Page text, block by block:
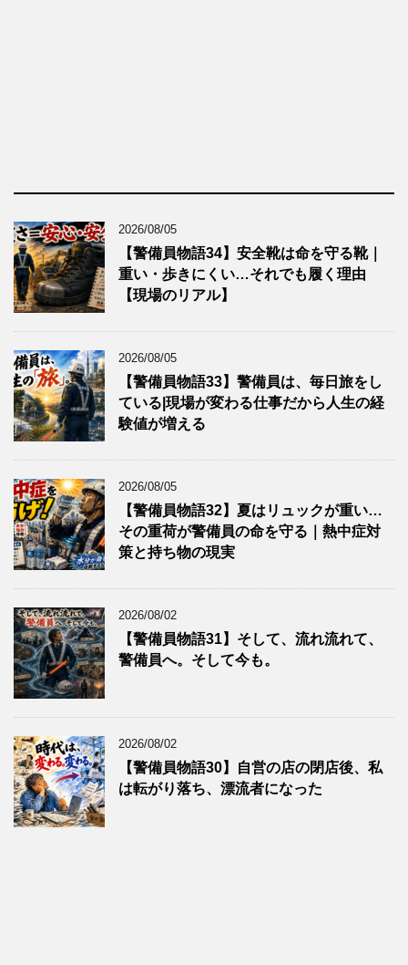
2026/08/05
【警備員物語34】安全靴は命を守る靴｜
重い・歩きにくい…それでも履く理由
【現場のリアル】
2026/08/05
【警備員物語33】警備員は、毎日旅をし
ている|現場が変わる仕事だから人生の経
験値が増える
2026/08/05
【警備員物語32】夏はリュックが重い…
その重荷が警備員の命を守る｜熱中症対
策と持ち物の現実
2026/08/02
【警備員物語31】そして、流れ流れて、
警備員へ。そして今も。
2026/08/02
【警備員物語30】自営の店の閉店後、私
は転がり落ち、漂流者になった